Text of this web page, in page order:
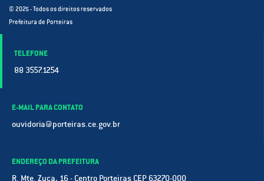
© 2025 - Todos os direitos reservados
Prefeitura de Porteiras
TELEFONE
88 3557.1254
E-MAIL PARA CONTATO
ouvidoria@porteiras.ce.gov.br
ENDEREÇO DA PREFEITURA
R. Mte. Zuca, 16 - Centro Porteiras CEP 63270-000